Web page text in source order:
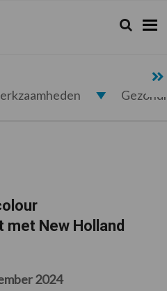
Zoeken...
Zoek
New Holland
2024